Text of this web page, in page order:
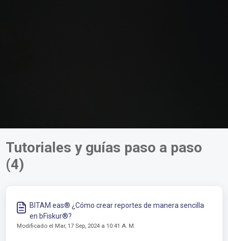
Tutoriales y guías paso a paso
(4)
BITAM eas® ¿Cómo crear reportes de manera sencilla
en bFiskur®?
Modificado el Mar, 17 Sep, 2024 a 10:41 A. M.